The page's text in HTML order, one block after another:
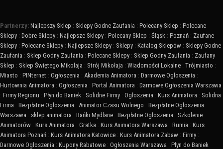
Partnerzy: Najlepszy Sklep : Sklepy Godne Zaufania : Polecany Sklep : Polecane
Sklepy : Dobre Sklepy : Najlepsze Sklepy : Polecany Sklep : Śląsk : Poznań : Zaufane
Sklepy : Polecane Sklepy : Najlepsze Sklepy : Sklepy : Katalog Sklepów : Sklepy Godne
Zaufania : Sklep Godny Zaufania : Polecane Sklepy : Sklep Godny Zaufania : Zaufany
Sklep : Sklep Świętego Mikołaja : Strój Mikołaja : Wiadomości Lokalne : Trójmiasto :
Miasto : PINternet : Ogłoszenia : Akademia Animatora : Darmowe Ogłoszenia :
Hurtownia Animatora : Ogłoszenia : Portal Animatora : Darmowe Ogłoszenia Warszawa
: Firmy Regionu : Płyn do Baniek : Solidne Firmy : Ogłoszenia : Kurs Animatora : Solidna
Firma : Bezpłatne Ogłoszenia : Animator Czasu Wolnego : Bezpłatne Ogłoszenia
Warszawa : sklep animatora : Bańki Mydlane : Bezpłatne Ogłoszenia : Szkolenie
Animatorów : Kurs Animatora : Gratka : Kurs Animatora Warszawa : Rumia : Kurs
Animatora Poznań : Kurs Animatora Katowice : Kurs Animatora Zabaw : Firmy :
Darmowe Ogłoszenia : Kupony Rabatowe : Ogłoszenia Warszawa : Płyn do Baniek